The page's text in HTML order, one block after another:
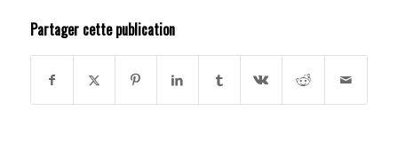
Partager cette publication